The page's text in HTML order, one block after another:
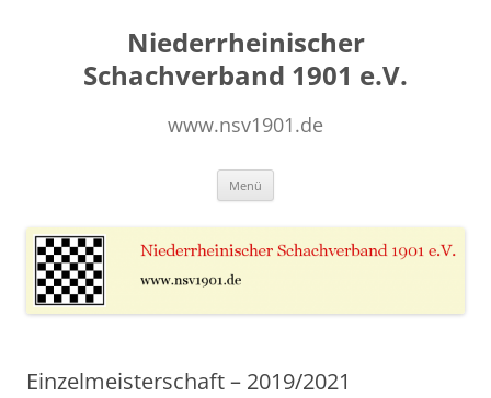
Niederrheinischer
Schachverband 1901 e.V.
www.nsv1901.de
Menü
Einzelmeisterschaft – 2019/2021